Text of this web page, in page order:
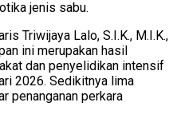
jenis sabu.
Triwijaya Lalo, S.I.K., M.I.K.,
ini merupakan hasil
dan penyelidikan intensif
2026. Sedikitnya lima
penanganan perkara